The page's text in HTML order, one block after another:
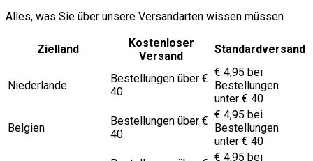
Alles, was Sie über unsere Versandarten wissen müssen
Zielland
Kostenloser
Versand
Standardversand
Niederlande
Bestellungen über €
40
€ 4,95 bei
Bestellungen
unter € 40
Belgien
Bestellungen über €
40
€ 4,95 bei
Bestellungen
unter € 40
€ 4,95 bei